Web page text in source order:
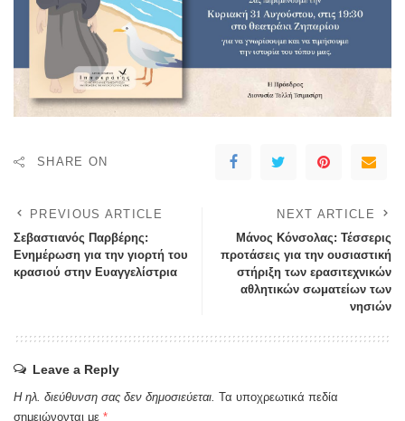
SHARE ON
PREVIOUS ARTICLE
Σεβαστιανός Παρβέρης:
Ενημέρωση για την γιορτή του
κρασιού στην Ευαγγελίστρια
NEXT ARTICLE
Μάνος Κόνσολας: Τέσσερις
προτάσεις για την ουσιαστική
στήριξη των ερασιτεχνικών
αθλητικών σωματείων των
νησιών
Leave a Reply
Η ηλ. διεύθυνση σας δεν δημοσιεύεται. Τα υποχρεωτικά πεδία
σημειώνονται με *